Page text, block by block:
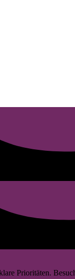
als nur Design
Prioritäten.